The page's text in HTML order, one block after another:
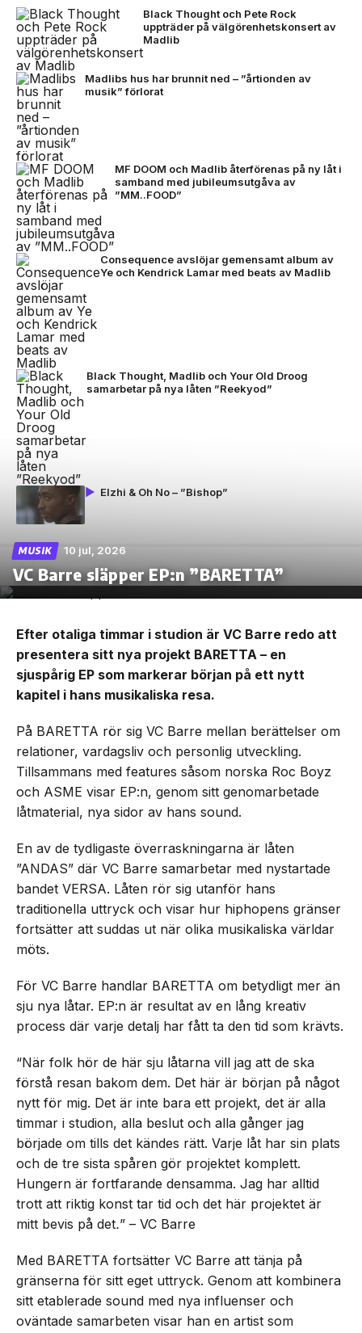
Black Thought och Pete Rock
uppträder på välgörenhetskonsert av
Madlib
Madlibs hus har brunnit ned – ”årtionden av
musik” förlorat
MF DOOM och Madlib återförenas på ny låt i
samband med jubileumsutgåva av
”MM..FOOD”
Consequence avslöjar gemensamt album av
Ye och Kendrick Lamar med beats av Madlib
Black Thought, Madlib och Your Old Droog
samarbetar på nya låten ”Reekyod”
Elzhi & Oh No – ”Bishop”
MUSIK 10 jul, 2026
VC Barre släpper EP:n ”BARETTA”
Efter otaliga timmar i studion är VC Barre redo att
presentera sitt nya projekt BARETTA – en
sjuspårig EP som markerar början på ett nytt
kapitel i hans musikaliska resa.
På BARETTA rör sig VC Barre mellan berättelser om
relationer, vardagsliv och personlig utveckling.
Tillsammans med features såsom norska Roc Boyz
och ASME visar EP:n, genom sitt genomarbetade
låtmaterial, nya sidor av hans sound.
En av de tydligaste överraskningarna är låten
”ANDAS” där VC Barre samarbetar med nystartade
bandet VERSA. Låten rör sig utanför hans
traditionella uttryck och visar hur hiphopens gränser
fortsätter att suddas ut när olika musikaliska världar
möts.
För VC Barre handlar BARETTA om betydligt mer än
sju nya låtar. EP:n är resultat av en lång kreativ
process där varje detalj har fått ta den tid som krävts.
“När folk hör de här sju låtarna vill jag att de ska
förstå resan bakom dem. Det här är början på något
nytt för mig. Det är inte bara ett projekt, det är alla
timmar i studion, alla beslut och alla gånger jag
började om tills det kändes rätt. Varje låt har sin plats
och de tre sista spåren gör projektet komplett.
Hungern är fortfarande densamma. Jag har alltid
trott att riktig konst tar tid och det här projektet är
mitt bevis på det.” – VC Barre
Med BARETTA fortsätter VC Barre att tänja på
gränserna för sitt eget uttryck. Genom att kombinera
sitt etablerade sound med nya influenser och
oväntade samarbeten visar han en artist som